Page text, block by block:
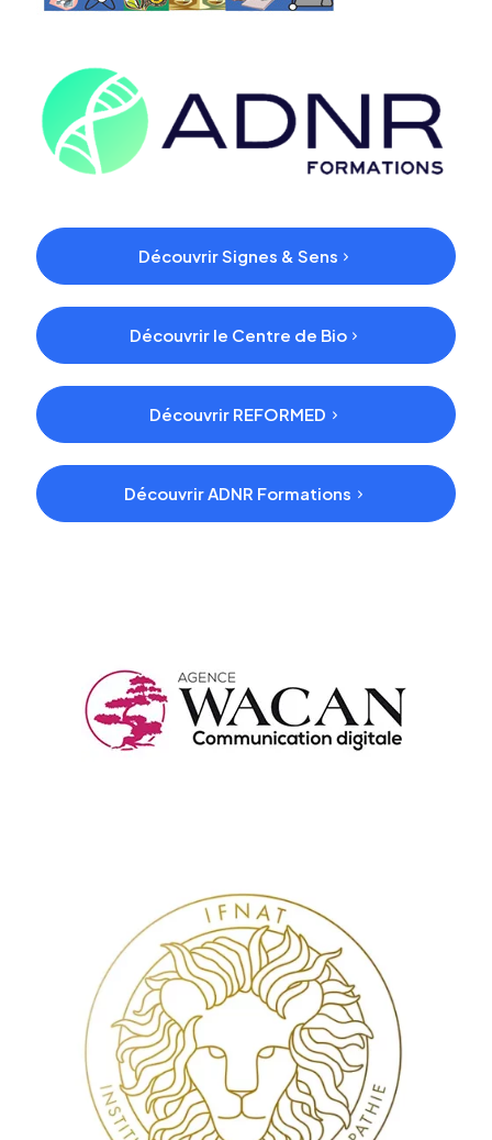
Découvrir Signes & Sens
Découvrir le Centre de Bio
Découvrir REFORMED
Découvrir ADNR Formations